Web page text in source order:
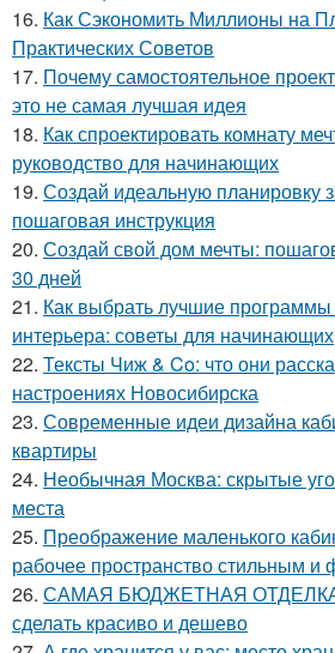
16. Как Сэкономить Миллионы на
Практических Советов
17. Почему самостоятельное
это не самая лучшая идея
18. Как спроектировать комнату
руководство для начинающих
19. Создай идеальную планировку
пошаговая инструкция
20. Создай свой дом мечты:
30 дней
21. Как выбрать лучшие
интерьера: советы для начинающих
22. Тексты Чиж & Co: что они
настроениях Новосибирска
23. Современные идеи дизайна
квартиры
24. Необычная Москва: скрытые
места
25. Преображение маленького
рабочее пространство стильным и
26. САМАЯ БЮДЖЕТНАЯ ОТДЕЛКА
сделать красиво и дешево